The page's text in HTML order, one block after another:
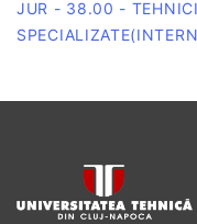
JUR - 38.00 -